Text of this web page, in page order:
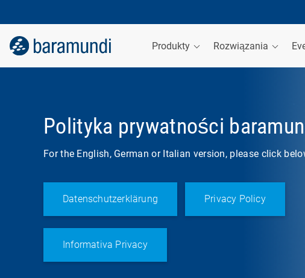
Produkty Rozwiązania
Polityka prywatności
For the English, German or Italian version, please click
Datenschutzerklärung Privacy Policy
Informativa Privacy